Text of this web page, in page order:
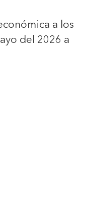
a los
del 2026 a